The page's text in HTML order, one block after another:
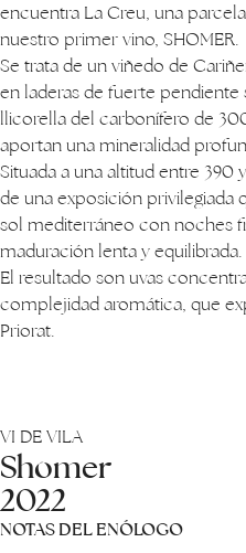
encuentra La Creu, una
nuestro primer vino, SHOMER.
Se trata de un viñedo de
en laderas de fuerte
llicorella del carbonífero de
aportan una mineralidad
Situada a una altitud entre
de una exposición privilegiada
sol mediterráneo con noches
maduración lenta y equilibrada.
El resultado son uvas
complejidad aromática, que
Priorat.
VI DE VILA
Shomer
2022
NOTAS DEL ENÓLOGO